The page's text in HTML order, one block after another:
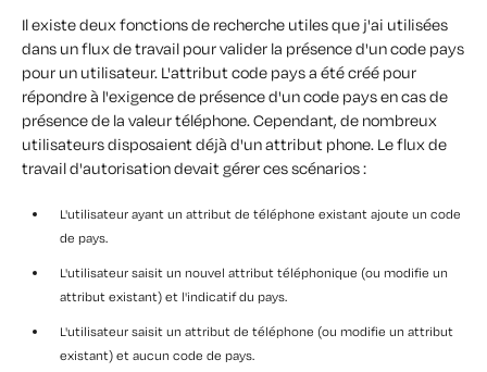
Il existe deux fonctions de recherche utiles que j'ai utilisées
dans un flux de travail pour valider la présence d'un code pays
pour un utilisateur. L'attribut code pays a été créé pour
répondre à l'exigence de présence d'un code pays en cas de
présence de la valeur téléphone. Cependant, de nombreux
utilisateurs disposaient déjà d'un attribut phone. Le flux de
travail d'autorisation devait gérer ces scénarios :
L'utilisateur ayant un attribut de téléphone existant ajoute un code
de pays.
L'utilisateur saisit un nouvel attribut téléphonique (ou modifie un
attribut existant) et l'indicatif du pays.
L'utilisateur saisit un attribut de téléphone (ou modifie un attribut
existant) et aucun code de pays.